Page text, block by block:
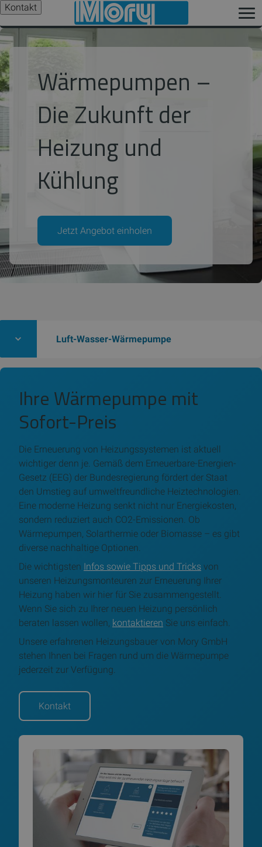
Kontakt
Wärmepumpen –
Die Zukunft der
Heizung und
Kühlung
Jetzt Angebot einholen
Luft-Wasser-Wärmepumpe
Ihre Wärmepumpe mit
Sofort-Preis
Die Erneuerung von Heizungssystemen ist aktuell
wichtiger denn je. Gemäß dem Erneuerbare-Energien-
Gesetz (EEG) der Bundesregierung fördert der Staat
den Umstieg auf umweltfreundliche Heiztechnologien.
Eine moderne Heizung senkt nicht nur Energiekosten,
sondern reduziert auch CO2-Emissionen. Ob
Wärmepumpen, Solarthermie oder Biomasse – es gibt
diverse nachhaltige Optionen.
Die wichtigsten Infos sowie Tipps und Tricks von
unseren Heizungsmonteuren zur Erneuerung Ihrer
Heizung haben wir hier für Sie zusammengestellt.
Wenn Sie sich zu Ihrer neuen Heizung persönlich
beraten lassen wollen, kontaktieren Sie uns einfach.
Unsere erfahrenen Heizungsbauer von Mory GmbH
stehen Ihnen bei Fragen rund um die Wärmepumpe
jederzeit zur Verfügung.
Kontakt